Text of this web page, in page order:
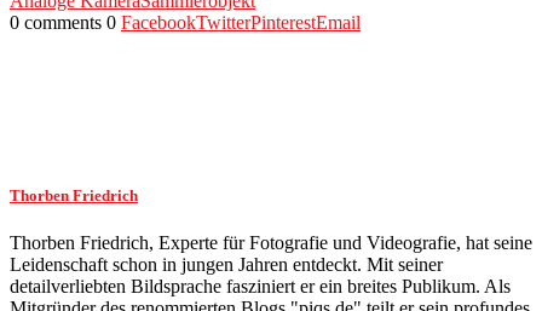
0 comments 0 FacebookTwitterPinterestEmail
Thorben Friedrich
Thorben Friedrich, Experte für Fotografie und Videografie, hat seine
Leidenschaft schon in jungen Jahren entdeckt. Mit seiner
detailverliebten Bildsprache fasziniert er ein breites Publikum. Als